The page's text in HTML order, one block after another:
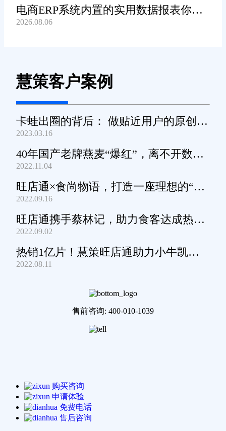
电商ERP系统内置的实用数据报表你都
知道哪些?
2026.08.06
慧策客户案例
卡蛙出圈的背后： 做贴近用户的原创小
家电
2023.03.16
40年国产老牌燕麦“爆红”，离不开数字
化工具的支撑
2022.11.04
旺店通×食尚物语，打造一座理想的“零
食王国”
2022.09.16
旺店通携手蔡林记，助力食客达成热干
面自由
2022.09.02
热销1亿片！慧策旺店通助力小牛凯西
通关家庭牛排圈~
2022.08.11
售前咨询: 400-010-1039
购买咨询
申请体验
免费电话
售后咨询